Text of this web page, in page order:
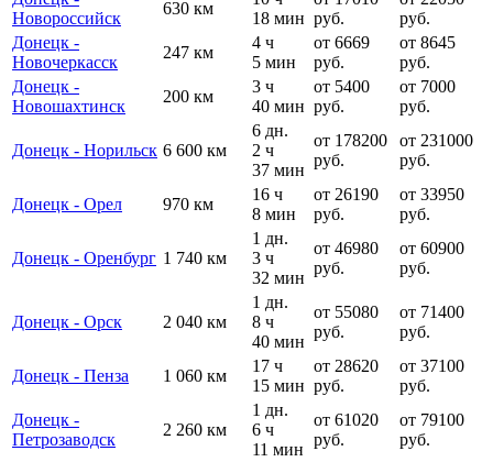
Новороссийск
630 км
18 мин руб.
руб.
Донецк -
Новочеркасск
247 км
4 ч
5 мин
от 6669
руб.
от 8645
руб.
Донецк -
Новошахтинск
200 км
3 ч
40 мин
от 5400
руб.
от 7000
руб.
Донецк - Норильск 6 600 км
6 дн.
2 ч
37 мин
от 178200
руб.
от 231000
руб.
Донецк - Орел 970 км
16 ч
8 мин
от 26190
руб.
от 33950
руб.
Донецк - Оренбург 1 740 км
1 дн.
3 ч
32 мин
от 46980
руб.
от 60900
руб.
Донецк - Орск 2 040 км
1 дн.
8 ч
40 мин
от 55080
руб.
от 71400
руб.
Донецк - Пенза 1 060 км
17 ч
15 мин
от 28620
руб.
от 37100
руб.
Донецк -
Петрозаводск
2 260 км
1 дн.
6 ч
11 мин
от 61020
руб.
от 79100
руб.